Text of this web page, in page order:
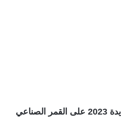
تردد قناة atv التركية الجديدة 2023 على القمر الصناعي